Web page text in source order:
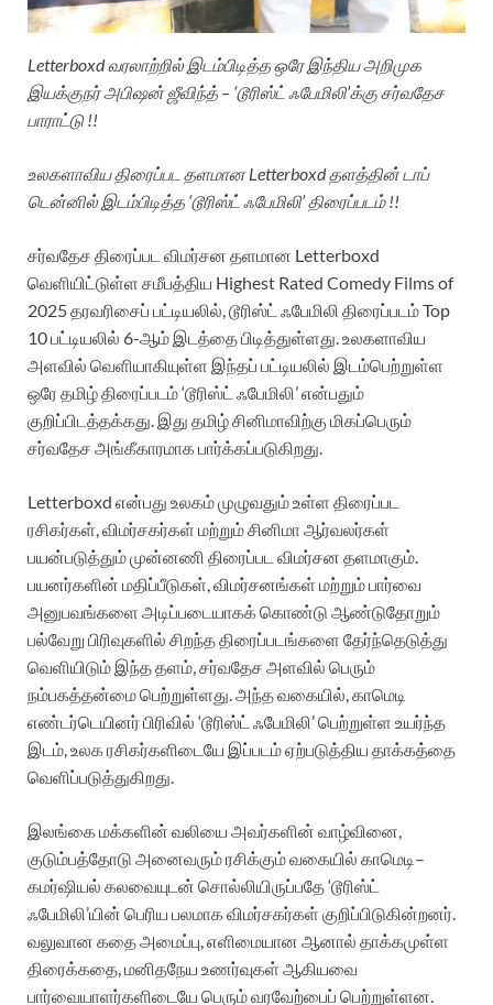
Letterboxd வரலாற்றில் இடம்பிடித்த ஒரே இந்திய அறிமுக
இயக்குநர் அபிஷன் ஜீவிந்த் – ‘டூரிஸ்ட் ஃபேமிலி’க்கு சர்வதேச
பாராட்டு !!
உலகளாவிய திரைப்பட தளமான Letterboxd தளத்தின் டாப்
டென்னில் இடம்பிடித்த ‘டூரிஸ்ட் ஃபேமிலி’ திரைப்படம் !!
சர்வதேச திரைப்பட விமர்சன தளமான Letterboxd
வெளியிட்டுள்ள சமீபத்திய Highest Rated Comedy Films of
2025 தரவரிசைப் பட்டியலில், டூரிஸ்ட் ஃபேமிலி திரைப்படம் Top
10 பட்டியலில் 6-ஆம் இடத்தை பிடித்துள்ளது. உலகளாவிய
அளவில் வெளியாகியுள்ள இந்தப் பட்டியலில் இடம்பெற்றுள்ள
ஒரே தமிழ் திரைப்படம் ‘டூரிஸ்ட் ஃபேமிலி’ என்பதும்
குறிப்பிடத்தக்கது. இது தமிழ் சினிமாவிற்கு மிகப்பெரும்
சர்வதேச அங்கீகாரமாக பார்க்கப்படுகிறது.
Letterboxd என்பது உலகம் முழுவதும் உள்ள திரைப்பட
ரசிகர்கள், விமர்சகர்கள் மற்றும் சினிமா ஆர்வலர்கள்
பயன்படுத்தும் முன்னணி திரைப்பட விமர்சன தளமாகும்.
பயனர்களின் மதிப்பீடுகள், விமர்சனங்கள் மற்றும் பார்வை
அனுபவங்களை அடிப்படையாகக் கொண்டு ஆண்டுதோறும்
பல்வேறு பிரிவுகளில் சிறந்த திரைப்படங்களை தேர்ந்தெடுத்து
வெளியிடும் இந்த தளம், சர்வதேச அளவில் பெரும்
நம்பகத்தன்மை பெற்றுள்ளது. அந்த வகையில், காமெடி
எண்டர்டெயினர் பிரிவில் ‘டூரிஸ்ட் ஃபேமிலி’ பெற்றுள்ள உயர்ந்த
இடம், உலக ரசிகர்களிடையே இப்படம் ஏற்படுத்திய தாக்கத்தை
வெளிப்படுத்துகிறது.
இலங்கை மக்களின் வலியை அவர்களின் வாழ்வினை,
குடும்பத்தோடு அனைவரும் ரசிக்கும் வகையில் காமெடி–
கமர்ஷியல் கலவையுடன் சொல்லியிருப்பதே ‘டூரிஸ்ட்
ஃபேமிலி’யின் பெரிய பலமாக விமர்சகர்கள் குறிப்பிடுகின்றனர்.
வலுவான கதை அமைப்பு, எளிமையான ஆனால் தாக்கமுள்ள
திரைக்கதை, மனிதநேய உணர்வுகள் ஆகியவை
பார்வையாளர்களிடையே பெரும் வரவேற்பைப் பெற்றுள்ளன.